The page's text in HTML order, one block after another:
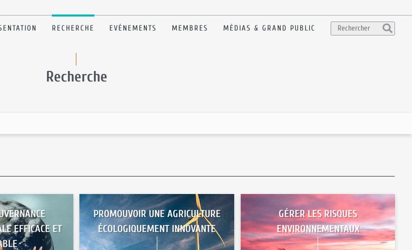
RECHERCHE EVÉNEMENTS MEMBRES MÉDIAS & GRAND PUBLIC
Recherche
EFFICACE ET
PROMOUVOIR UNE AGRICULTURE
ÉCOLOGIQUEMENT INNOVANTE
GÉRER LES RISQUES
ENVIRONNEMENTAUX